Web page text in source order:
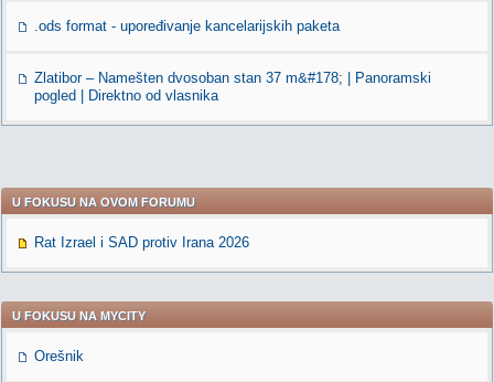
.ods format - upoređivanje kancelarijskih paketa
Zlatibor – Namešten dvosoban stan 37 m&#178; | Panoramski
pogled | Direktno od vlasnika
U FOKUSU NA OVOM FORUMU
Rat Izrael i SAD protiv Irana 2026
U FOKUSU NA MYCITY
Orešnik